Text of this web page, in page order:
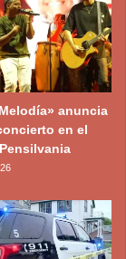
anuncia
en el